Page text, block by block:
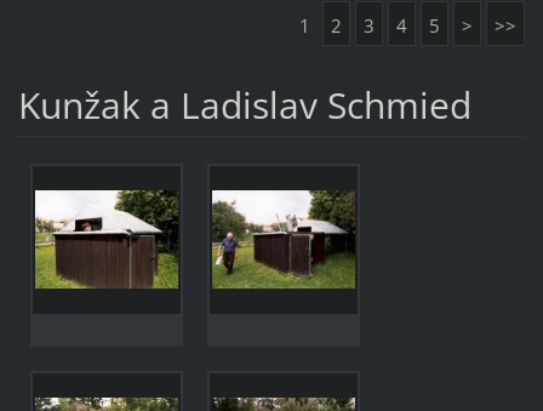
1 2 3 4 5 > >>
Kunžak a Ladislav Schmied